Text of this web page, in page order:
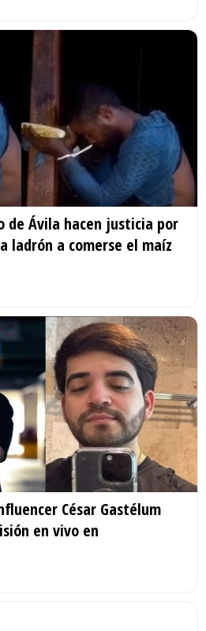
de Ávila hacen justicia por
ladrón a comerse el maíz
César Gastélum
en vivo en